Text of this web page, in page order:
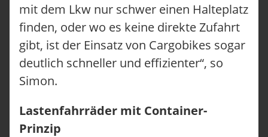
mit dem Lkw nur schwer einen Halteplatz
finden, oder wo es keine direkte Zufahrt
gibt, ist der Einsatz von Cargobikes sogar
deutlich schneller und effizienter“, so
Simon.
Lastenfahrräder mit Container-
Prinzip